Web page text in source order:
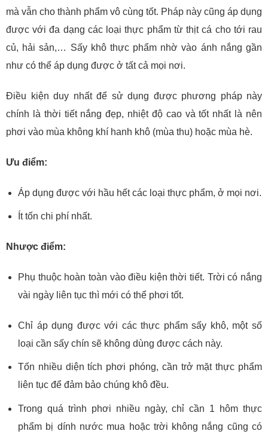
mà vẫn cho thành phẩm vô cùng tốt. Pháp này cũng áp dụng
được với đa dạng các loại thực phẩm từ thịt cá cho tới rau
củ, hải sản,… Sấy khô thực phẩm nhờ vào ánh nắng gần
như có thể áp dụng được ở tất cả mọi nơi.
Điều kiện duy nhất để sử dụng được phương pháp này
chính là thời tiết nắng đẹp, nhiệt độ cao và tốt nhất là nên
phơi vào mùa không khí hanh khô (mùa thu) hoặc mùa hè.
Ưu điểm:
Áp dụng được với hầu hết các loại thực phẩm, ở mọi nơi.
Ít tốn chi phí nhất.
Nhược điểm:
Phụ thuộc hoàn toàn vào điều kiện thời tiết. Trời có nắng
vài ngày liên tục thì mới có thể phơi tốt.
Chỉ áp dụng được với các thực phẩm sấy khô, một số
loại cần sấy chín sẽ không dùng được cách này.
Tốn nhiều diện tích phơi phóng, cần trở mặt thực phẩm
liên tục để đảm bảo chúng khô đều.
Trong quá trình phơi nhiều ngày, chỉ cần 1 hôm thực
phẩm bị dính nước mua hoặc trời không nắng cũng có